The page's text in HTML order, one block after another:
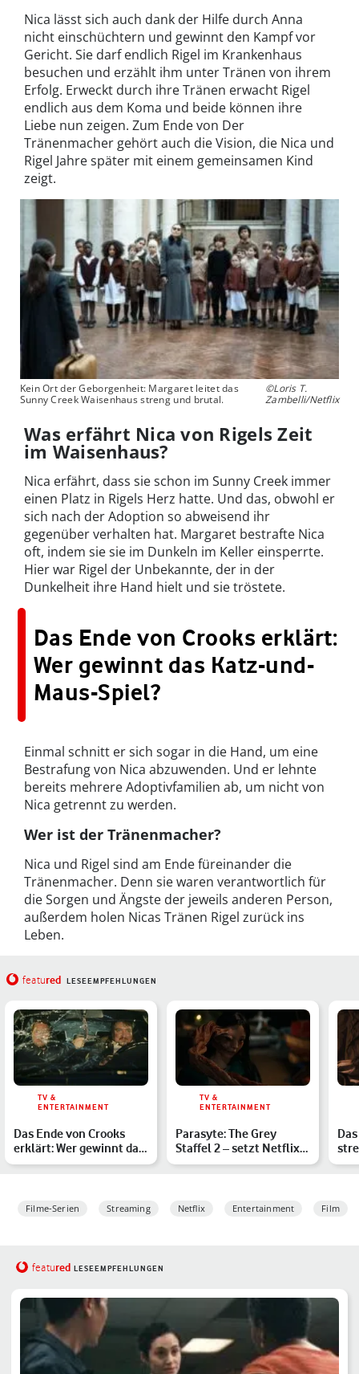
Nica lässt sich auch dank der Hilfe durch Anna
nicht einschüchtern und gewinnt den Kampf vor
Gericht. Sie darf endlich Rigel im Krankenhaus
besuchen und erzählt ihm unter Tränen von ihrem
Erfolg. Erweckt durch ihre Tränen erwacht Rigel
endlich aus dem Koma und beide können ihre
Liebe nun zeigen. Zum Ende von Der
Tränenmacher gehört auch die Vision, die Nica und
Rigel Jahre später mit einem gemeinsamen Kind
zeigt.
Kein Ort der Geborgenheit: Margaret leitet das
Sunny Creek Waisenhaus streng und brutal.
©Loris T.
Zambelli/Netflix
Was erfährt Nica von Rigels Zeit
im Waisenhaus?
Nica erfährt, dass sie schon im Sunny Creek immer
einen Platz in Rigels Herz hatte. Und das, obwohl er
sich nach der Adoption so abweisend ihr
gegenüber verhalten hat. Margaret bestrafte Nica
oft, indem sie sie im Dunkeln im Keller einsperrte.
Hier war Rigel der Unbekannte, der in der
Dunkelheit ihre Hand hielt und sie tröstete.
Das Ende von Crooks erklärt:
Wer gewinnt das Katz-und-
Maus-Spiel?
Einmal schnitt er sich sogar in die Hand, um eine
Bestrafung von Nica abzuwenden. Und er lehnte
bereits mehrere Adoptivfamilien ab, um nicht von
Nica getrennt zu werden.
Wer ist der Tränenmacher?
Nica und Rigel sind am Ende füreinander die
Tränenmacher. Denn sie waren verantwortlich für
die Sorgen und Ängste der jeweils anderen Person,
außerdem holen Nicas Tränen Rigel zurück ins
Leben.
featured LESEEMPFEHLUNGEN
TV &
ENTERTAINMENT
Das Ende von Crooks
erklärt: Wer gewinnt das
Katz-und-Maus-Spiel?
TV &
ENTERTAINMENT
Parasyte: The Grey
Staffel 2 – setzt Netflix
den Sci-Fi-Horror fo…
Filme-Serien Streaming Netflix Entertainment Film
featured LESEEMPFEHLUNGEN